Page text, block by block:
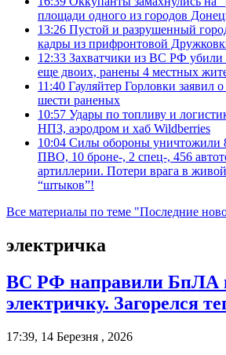
площади одного из городов
13:26 Пустой и разрушенный
кадры из прифронтовой
12:33 Захватчики из ВС РФ убили
еще двоих, ранены 4 местных
11:40 Гауляйтер Горловки заявил
шести раненых
10:57 Удары по топливу и
НПЗ, аэродром и хаб Wildberries
10:04 Силы обороны уничтожили
ПВО, 10 броне-, 2 спец-, 456
артиллерии. Потери врага в
“штыков”!
Все материалы по теме "Последние
электричка
ВС РФ направили БпЛА
электричку. Загорелся
17:39, 14 Березня , 2026